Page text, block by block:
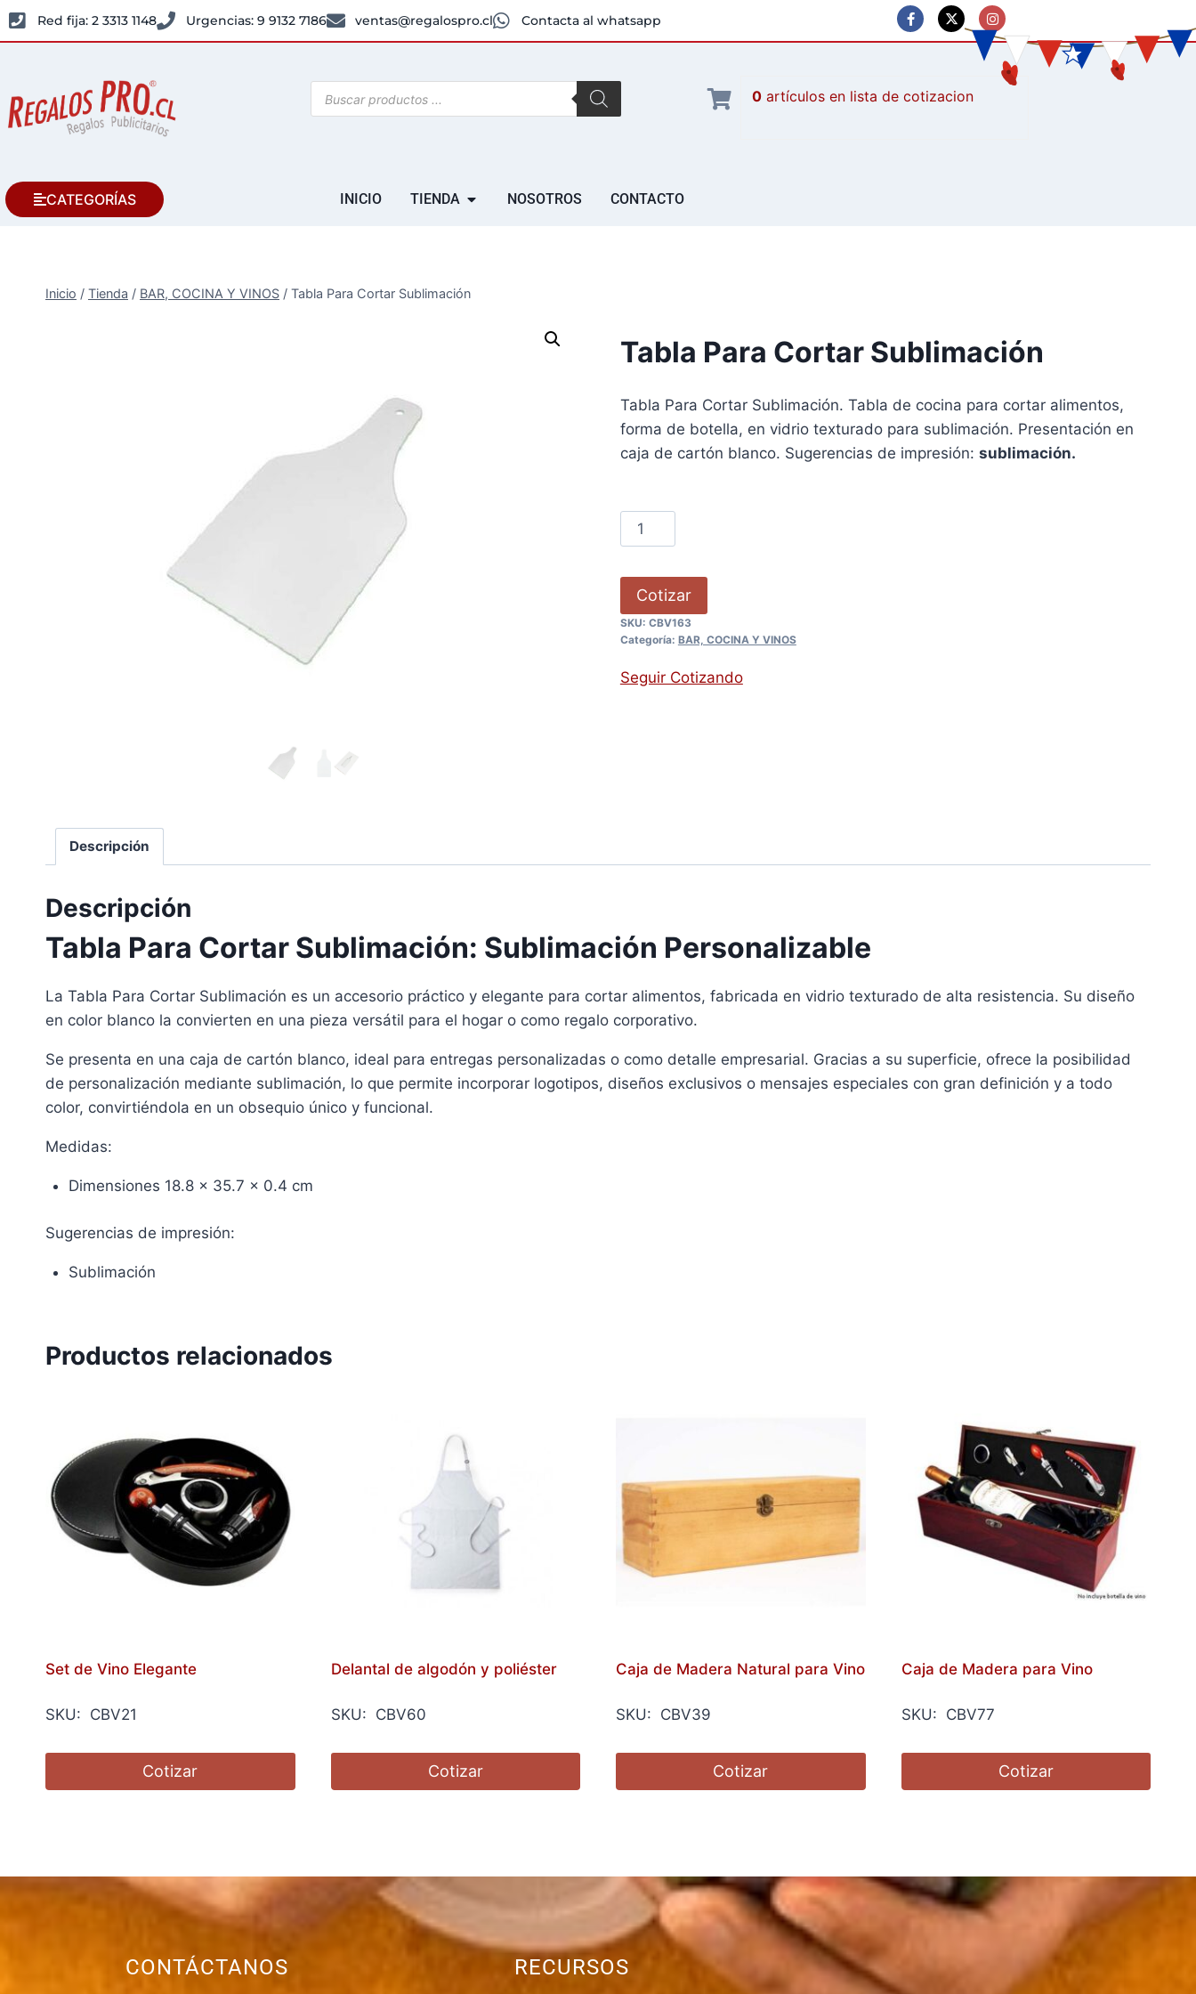
Red fija: 2 3313 1148 Urgencias: 9 9132 7186 ventas@regalospro.cl Contacta al whatsapp
0 artículos
CATEGORÍAS INICIO TIENDA NOSOTROS CONTACTO
Inicio / Tienda / BAR, COCINA Y VINOS / Tabla Para Cortar Sublimación
Tabla Para Cortar Sublimación
Tabla Para Cortar Sublimación. Tabla de cocina para cortar alimentos,
forma de botella, en vidrio texturado para sublimación. Presentación en
caja de cartón blanco. Sugerencias de impresión: sublimación.
Cotizar
SKU: CBV163
Categoría: BAR, COCINA Y VINOS
Seguir Cotizando
Descripción
Descripción
Tabla Para Cortar Sublimación: Sublimación Personalizable
La Tabla Para Cortar Sublimación es un accesorio práctico y elegante para cortar alimentos, fabricada en vidrio texturado de alta resistencia. Su diseño
en color blanco la convierten en una pieza versátil para el hogar o como regalo corporativo.
Se presenta en una caja de cartón blanco, ideal para entregas personalizadas o como detalle empresarial. Gracias a su superficie, ofrece la posibilidad
de personalización mediante sublimación, lo que permite incorporar logotipos, diseños exclusivos o mensajes especiales con gran definición y a todo
color, convirtiéndola en un obsequio único y funcional.
Medidas:
Dimensiones 18.8 x 35.7 x 0.4 cm
Sugerencias de impresión:
Sublimación
Productos relacionados
Set de Vino Elegante
SKU: CBV21
Cotizar
Delantal de algodón y poliéster
SKU: CBV60
Cotizar
Caja de Madera Natural para Vino
SKU: CBV39
Cotizar
Caja de Madera para Vino
SKU: CBV77
Cotizar
CONTÁCTANOS RECURSOS